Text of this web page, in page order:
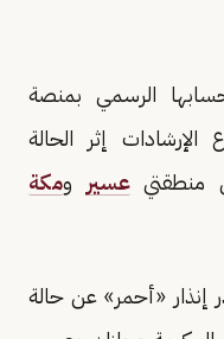
الرسمي بمنصة
إثر الحالة
منطقتيعسير ومكة
إنذار «أحمر» عن حالة